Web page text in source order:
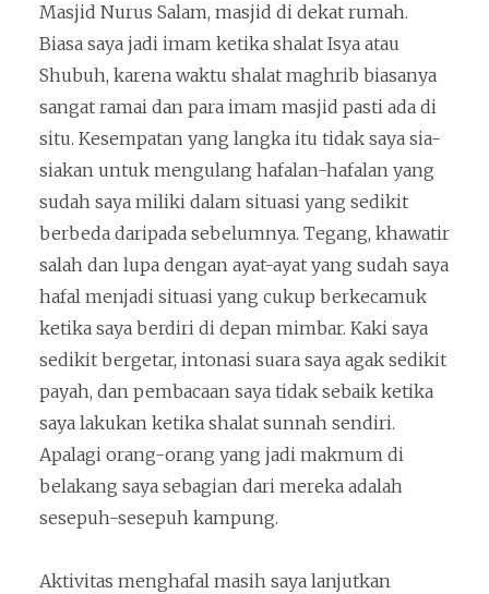
Masjid Nurus Salam, masjid di dekat rumah.
Biasa saya jadi imam ketika shalat Isya atau
Shubuh, karena waktu shalat maghrib biasanya
sangat ramai dan para imam masjid pasti ada di
situ. Kesempatan yang langka itu tidak saya sia-
siakan untuk mengulang hafalan-hafalan yang
sudah saya miliki dalam situasi yang sedikit
berbeda daripada sebelumnya. Tegang, khawatir
salah dan lupa dengan ayat-ayat yang sudah saya
hafal menjadi situasi yang cukup berkecamuk
ketika saya berdiri di depan mimbar. Kaki saya
sedikit bergetar, intonasi suara saya agak sedikit
payah, dan pembacaan saya tidak sebaik ketika
saya lakukan ketika shalat sunnah sendiri.
Apalagi orang-orang yang jadi makmum di
belakang saya sebagian dari mereka adalah
sesepuh-sesepuh kampung.
Aktivitas menghafal masih saya lanjutkan